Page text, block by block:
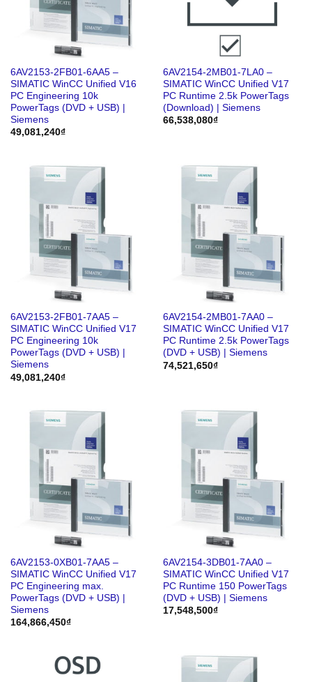
6AV2153-2FB01-6AA5 –
SIMATIC WinCC Unified V16
PC Engineering 10k
PowerTags (DVD + USB) |
Siemens
49,081,240₫
6AV2154-2MB01-7LA0 –
SIMATIC WinCC Unified V17
PC Runtime 2.5k PowerTags
(Download) | Siemens
66,538,080₫
6AV2153-2FB01-7AA5 –
SIMATIC WinCC Unified V17
PC Engineering 10k
PowerTags (DVD + USB) |
Siemens
49,081,240₫
6AV2154-2MB01-7AA0 –
SIMATIC WinCC Unified V17
PC Runtime 2.5k PowerTags
(DVD + USB) | Siemens
74,521,650₫
6AV2153-0XB01-7AA5 –
SIMATIC WinCC Unified V17
PC Engineering max.
PowerTags (DVD + USB) |
Siemens
164,866,450₫
6AV2154-3DB01-7AA0 –
SIMATIC WinCC Unified V17
PC Runtime 150 PowerTags
(DVD + USB) | Siemens
17,548,500₫